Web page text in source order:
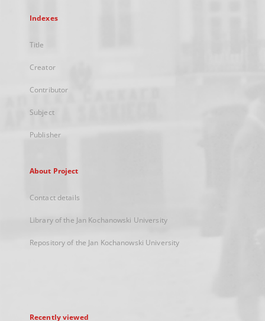
Indexes
Title
Creator
Contributor
Subject
Publisher
About Project
Contact details
Library of the Jan Kochanowski University
Repository of the Jan Kochanowski University
Recently viewed